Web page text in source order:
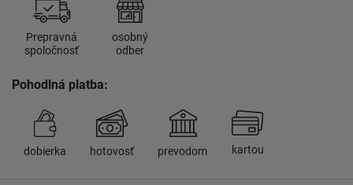
Prepravná
spoločnosť
osobný
odber
Pohodlná platba:
dobierka hotovosť prevodom kartou